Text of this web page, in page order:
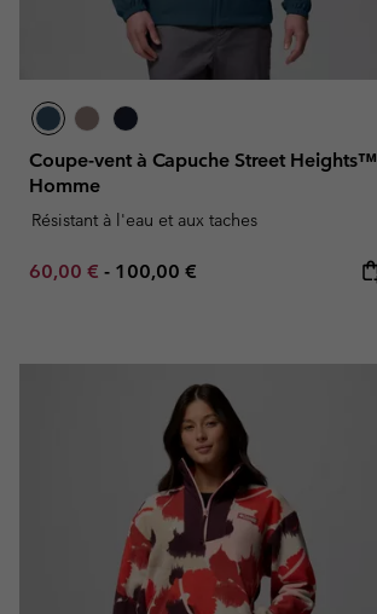
Coupe-vent à Capuche Street Heights™
Homme
Résistant à l'eau et aux taches
Minimum sale price:
60,00 € - Maximum price:
100,00 €